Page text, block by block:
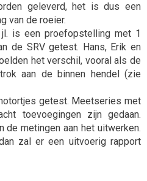
geleverd, het is dus een
van de roeier.
is een proefopstelling met 1
de SRV getest. Hans, Erik en
het verschil, vooral als de
aan de binnen hendel (zie
getest. Meetseries met
toevoegingen zijn gedaan.
de metingen aan het uitwerken.
zal er een uitvoerig rapport